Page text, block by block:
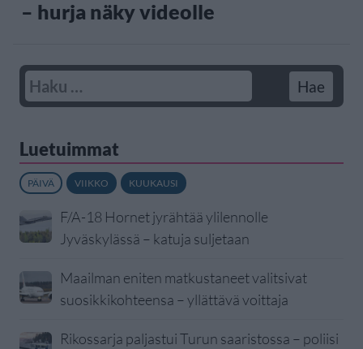
– hurja näky videolle
Luetuimmat
PÄIVÄ VIIKKO KUUKAUSI
F/A-18 Hornet jyrähtää ylilennolle
Jyväskylässä – katuja suljetaan
Maailman eniten matkustaneet valitsivat
suosikkikohteensa – yllättävä voittaja
Rikossarja paljastui Turun saaristossa – poliisi